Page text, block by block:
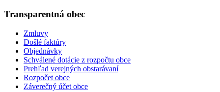
Transparentná obec
Zmluvy
Došlé faktúry
Objednávky
Schválené dotácie z rozpočtu obce
Prehľad verejných obstarávaní
Rozpočet obce
Záverečný účet obce